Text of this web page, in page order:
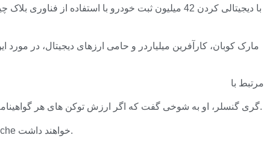
مارک کوبان، کارآفرین میلیاردر و حامی ارزهای دیجیتال، در
مرتبط با
به همین دلیل، به نقل از رئیس SEC، گری گنسلر، او به شوخی گفت که اگر ارزش توکن های هر گواهینامه خودرو بسته به تلاش های تبلیغاتی ایالت در نوسان باشد، ایالت با چالش های قانونی روبرو خواهد شد.
دلیل بزرگ بودن این موضوع برای ارزهای دیجیتال این است که افرادی که توکن‌ها را در اختیار دارند، یک اپلیکیشن با کیف پول Avalanche خواهند داشت.